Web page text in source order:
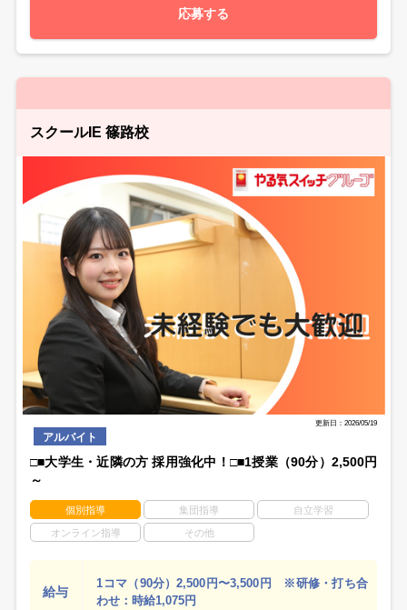
応募する
スクールIE 篠路校
更新日：2026/05/19
アルバイト
□■大学生・近隣の方 採用強化中！□■1授業（90分）2,500円
～
個別指導 集団指導 自立学習
オンライン指導 その他
給与
1コマ（90分）2,500円〜3,500円 ※研修・打ち合
わせ：時給1,075円